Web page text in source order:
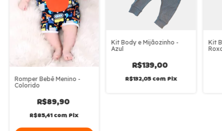
Romper Bebê Menino -
Colorido
R$89,90
R$85,41comPix
Kit Body e Mijãozinho -
Azul
R$139,00
R$132,05com Pix
Kit